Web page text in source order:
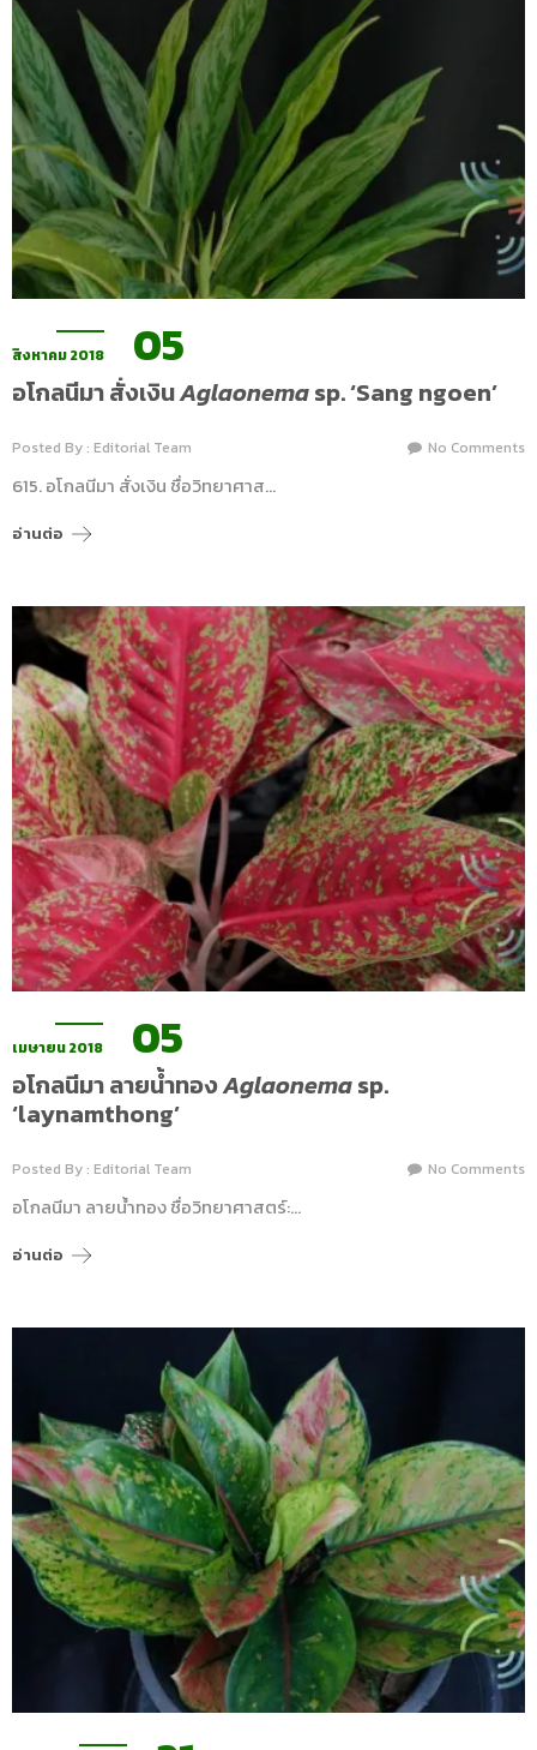
สิงหาคม 2018 05
อโกลนีมา สั่งเงินAglaonemasp. ‘Sang ngoen’
Posted By : Editorial Team No Comments
615. อโกลนีมา สั่งเงิน ชื่อวิทยาศาส…
อ่านต่อ
เมษายน 2018 05
อโกลนีมา ลายน้ำทองAglaonemasp.
‘laynamthong’
Posted By : Editorial Team No Comments
อโกลนีมา ลายน้ำทอง ชื่อวิทยาศาสตร์:…
อ่านต่อ